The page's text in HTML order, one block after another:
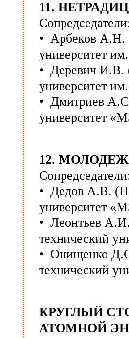
11.
• Арбеков А.Н.
университет
• Деревич И.В.
университет
• Дмитриев
университет
12.
• Дедов А.В.
университет
• Леонтьев
технический
• Онищенко
технический
КРУГЛЫЙ
АТОМНОЙ